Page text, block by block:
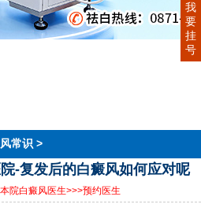
常识 >
-复发后的白癜风如何应对呢
院白癜风医生>>>预约医生
我
要
挂
号